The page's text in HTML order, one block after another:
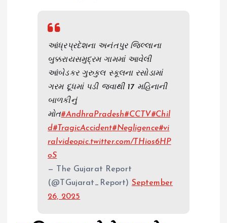
આંધ્રપ્રદેશના અનંતપુર જિલ્લાના
બુક્કરાયસમુદ્રમ ગામમાં આવેલી
આંબેડકર ગુરુકુલ સ્કૂલના રસોડામાં
ગરમ ​​દૂધમાં પડી જવાથી 17 મહિનાની
બાળકીનું
મોત#AndhraPradesh#CCTV#Chil
d#TragicAccident#Negligence#vi
ralvideopic.twitter.com/THios6HP
oS
— The Gujarat Report
(@TGujarat_Report) September
26, 2025